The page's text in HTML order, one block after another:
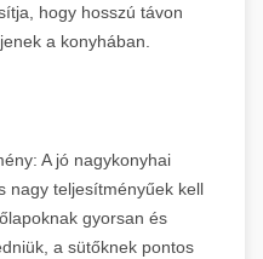
hogy hosszú távon
a konyhában.
A jó nagykonyhai
nagy teljesítményűek kell
gyorsan és
a sütőknek pontos